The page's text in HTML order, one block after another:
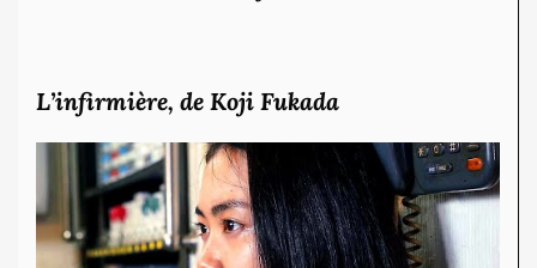
L’infirmière, de Koji Fukada